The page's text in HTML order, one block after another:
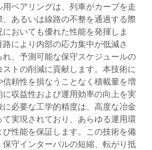
ベアリングは、列車がカーブを走
あるいは線路の不整を通過する際
おいても優れた性能を発揮しま
により内部の応力集中が低減さ
、予測可能な保守スケジュールの
トの削減に貢献します。本技術に
頼性を損なうことなく積載量を増
収益性および運用効率の向上を実
必要な工学的精度は、高度な冶金
実現されており、あらゆる運用環
性能を保証します。この技術を備
守インターバルの短縮、転がり抵